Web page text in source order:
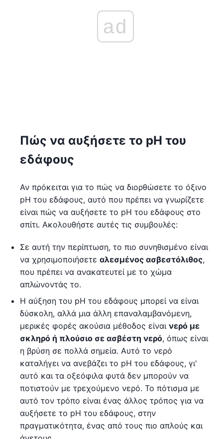
ad
Πώς να αυξήσετε το pH του
εδάφους
Αν πρόκειται για το πώς να διορθώσετε το όξινο
pH του εδάφους, αυτό που πρέπει να γνωρίζετε
είναι πώς να αυξήσετε το pH του εδάφους στο
σπίτι. Ακολουθήστε αυτές τις συμβουλές:
Σε αυτή την περίπτωση, το πιο συνηθισμένο είναι
να χρησιμοποιήσετε αλεσμένος ασβεστόλιθος,
που πρέπει να ανακατευτεί με το χώμα
απλώνοντάς το.
Η αύξηση του pH του εδάφους μπορεί να είναι
δύσκολη, αλλά μια άλλη επαναλαμβανόμενη,
μερικές φορές ακούσια μέθοδος είναι νερό με
σκληρό ή πλούσιο σε ασβέστη νερό, όπως είναι
η βρύση σε πολλά σημεία. Αυτό το νερό
καταλήγει να ανεβάζει το pH του εδάφους, γι'
αυτό και τα οξεόφιλα φυτά δεν μπορούν να
ποτιστούν με τρεχούμενο νερό. Το πότισμα με
αυτό τον τρόπο είναι ένας άλλος τρόπος για να
αυξήσετε το pH του εδάφους, στην
πραγματικότητα, ένας από τους πιο απλούς και